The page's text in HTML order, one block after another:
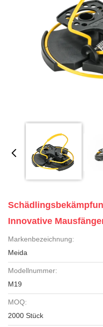
Innovative
Markenbezeichnung:
Meida
Modellnummer:
M19
MOQ:
2000 Stück